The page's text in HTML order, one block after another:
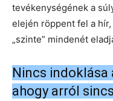
tevékenységének a
elején röppent fel a
„szinte” mindenét
Nincs indoklása
ahogy arról